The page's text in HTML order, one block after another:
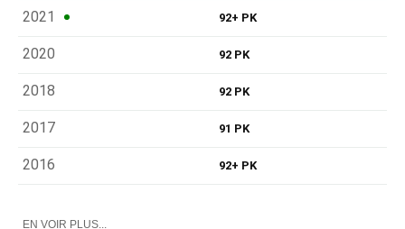
2021 92+ PK
2020 92 PK
2018 92 PK
2017 91 PK
2016 92+ PK
EN VOIR PLUS...